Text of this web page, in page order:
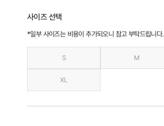
사이즈 선택
*일부 사이즈는 비용이 추가되오니 참고 부탁드립니다.
S M
XL